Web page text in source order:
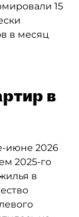
15
в месяц
в
июне 2026
2025-го
в